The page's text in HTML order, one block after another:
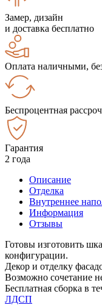
Замер, дизайн
и доставка бесплатно
Оплата наличными,
Беспроцентная
Гарантия
2 года
Описание
Отделка
Внутреннее
Информация
Отзывы
Готовы изготовить
конфигурации.
Декор и отделку
Возможно сочетание
Бесплатная сборка в
ЛДСП